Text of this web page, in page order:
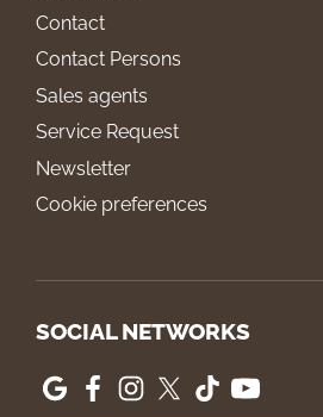
Contact
Contact Persons
Sales agents
Service Request
Newsletter
Cookie preferences
SOCIAL NETWORKS